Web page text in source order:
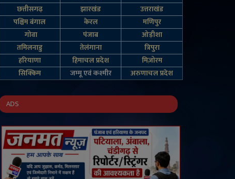
छत्तीसगढ़
झारखंड
उत्तराखंड
पश्चिम बंगाल
केरल
मणिपुर
गोवा
पंजाब
ओड़ीशा
तमिलनाडु
तेलंगाना
त्रिपुरा
हरियाणा
हिमाचल प्रदेश
मिज़ोरम
सिक्किम
जम्‍मू एवं कश्‍मीर अरुणाचल प्रदेश
ADS